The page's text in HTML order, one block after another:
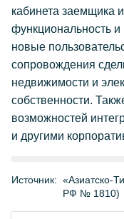
кабинета заемщика
функциональность
новые
сопровождения
недвижимости и
собственности.
возможностей
и другими
Источник: «Азиатско-
РФ № 1810)